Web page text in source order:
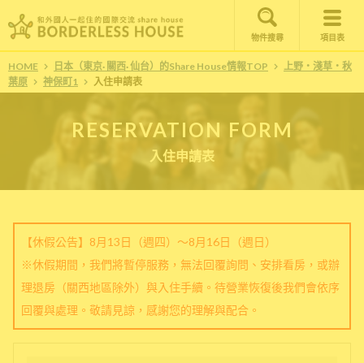
物件搜尋 項目表
HOME 日本（東京· 關西· 仙台）的Share House情報TOP
上野・淺草・秋
葉原
神保町1 入住申請表
RESERVATION FORM
入住申請表
【休假公告】8月13日（週四）～8月16日（週日）
※休假期間，我們將暫停服務，無法回覆詢問、安排看房，或辦
理退房（關西地區除外）與入住手續。待營業恢復後我們會依序
回覆與處理。敬請見諒，感謝您的理解與配合。